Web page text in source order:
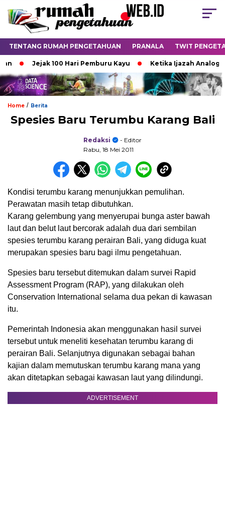
TENTANG RUMAH PENGETAHUAN PRANALA TWIT
Jejak 100 Hari Pemburu Kayu Ketika Ijazah Analog
Home / Berita
Spesies Baru Terumbu Karang Bali
Redaksi
- Editor
Rabu, 18 Mei 2011
Kondisi terumbu karang menunjukkan pemulihan.
Perawatan masih tetap dibutuhkan.
Karang gelembung yang menyerupai bunga aster bawah
laut dan belut laut bercorak adalah dua dari sembilan
spesies terumbu karang perairan Bali, yang diduga kuat
merupakan spesies baru bagi ilmu pengetahuan.
Spesies baru tersebut ditemukan dalam survei Rapid
Assessment Program (RAP), yang dilakukan oleh
Conservation International selama dua pekan di kawasan
itu.
Pemerintah Indonesia akan menggunakan hasil survei
tersebut untuk meneliti kesehatan terumbu karang di
perairan Bali. Selanjutnya digunakan sebagai bahan
kajian dalam memutuskan terumbu karang mana yang
akan ditetapkan sebagai kawasan laut yang dilindungi.
ADVERTISEMENT